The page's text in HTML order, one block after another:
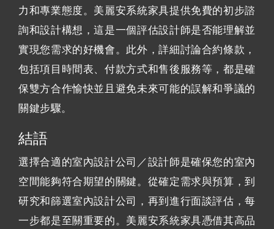
力和專業態度。美麗安系統家具提供免費的初步諮
詢和設計構想，這是一個評估設計師是否能理解並
實現您需求的好機會。此外，詳細討論合約條款，
包括項目時間表、付款方式和售後服務等，都是確
保雙方合作愉快並且避免未來可能的誤解和爭議的
關鍵步驟。
結語
選擇合適的室內設計公司／設計師是確保您的室內
空間能夠符合期望的關鍵。從確定需求與預算，到
研究和篩選室內設計公司，再到進行面談評估，每
一步都是至關重要的。美麗安系統家具憑借其高品